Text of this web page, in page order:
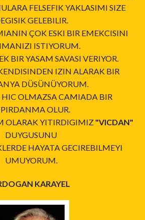
FELSEFIK YAKLASIMI SIZE
GELEBILIR.
ÇOK ESKI BIR EMEKCISINI
ISTIYORUM.
BIR YASAM SAVASI VERIYOR.
IZIN ALARAK BIR
DÜSÜNÜYORUM.
OLMAZSA CAMIADA BIR
OLUR.
OLARAK YITIRDIGIMIZ "VICDAN"
DUYGUSUNU
HAYATA GECIREBILMEYI
UMUYORUM.
KARAYEL